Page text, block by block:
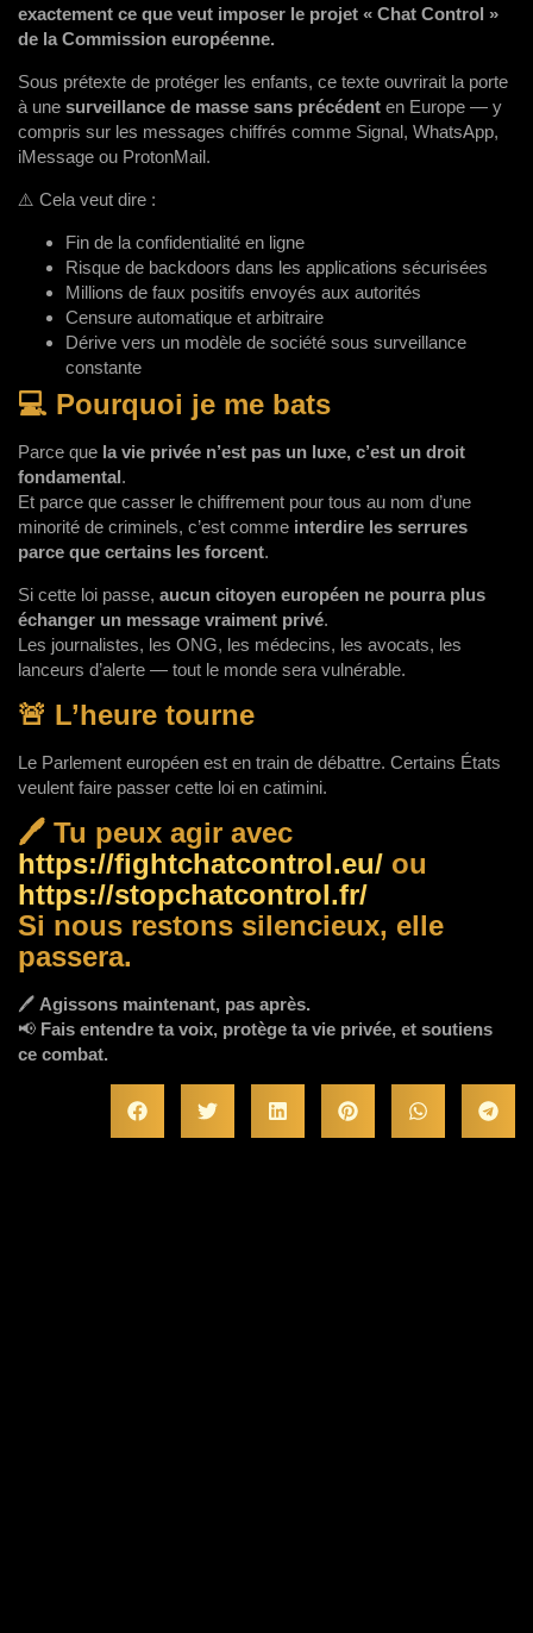
exactement ce que veut imposer le projet « Chat Control »
de la Commission européenne.
Sous prétexte de protéger les enfants, ce texte ouvrirait la porte
à une surveillance de masse sans précédent en Europe — y
compris sur les messages chiffrés comme Signal, WhatsApp,
iMessage ou ProtonMail.
⚠️ Cela veut dire :
Fin de la confidentialité en ligne
Risque de backdoors dans les applications sécurisées
Millions de faux positifs envoyés aux autorités
Censure automatique et arbitraire
Dérive vers un modèle de société sous surveillance
constante
💻 Pourquoi je me bats
Parce que la vie privée n’est pas un luxe, c’est un droit
fondamental.
Et parce que casser le chiffrement pour tous au nom d’une
minorité de criminels, c’est comme interdire les serrures
parce que certains les forcent.
Si cette loi passe, aucun citoyen européen ne pourra plus
échanger un message vraiment privé.
Les journalistes, les ONG, les médecins, les avocats, les
lanceurs d’alerte — tout le monde sera vulnérable.
🚨 L’heure tourne
Le Parlement européen est en train de débattre. Certains États
veulent faire passer cette loi en catimini.
🖊️ Tu peux agir avec
https://fightchatcontrol.eu/ ou
https://stopchatcontrol.fr/
Si nous restons silencieux, elle
passera.
🖊️ Agissons maintenant, pas après.
📢 Fais entendre ta voix, protège ta vie privée, et soutiens
ce combat.